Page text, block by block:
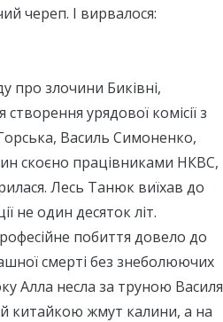
череп. І вирвалося:
про злочини Биківні,
урядової комісії з
Василь Симоненко,
скоєно працівниками НКВС,
Лесь Танюк виїхав до
не один десяток літ.
побиття довело до
смерті без знеболюючих
Алла несла за труною Василя
китайкою жмут калини, а на